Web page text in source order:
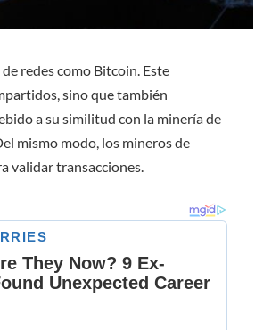
redes como Bitcoin. Este
sino que también
a su similitud con la minería de
mismo modo, los mineros de
validar transacciones.